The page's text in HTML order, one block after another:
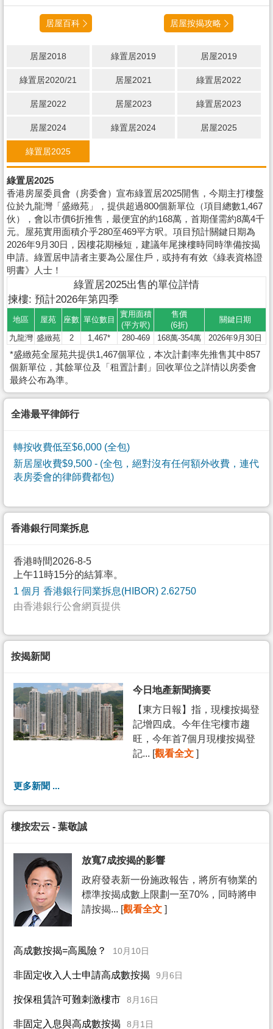
居屋百科 居屋按揭攻略
居屋2018 綠置居2019 居屋2019
綠置居2020/21 居屋2021 綠置居2022
居屋2022 居屋2023 綠置居2023
居屋2024 綠置居2024 居屋2025
綠置居2025
綠置居2025
香港房屋委員會（房委會）宣布綠置居2025開售，今期主打樓盤
位於九龍灣「盛緻苑」，提供超過800個新單位（項目總數1,467
伙），會以市價6折推售，最便宜的約168萬，首期僅需約8萬4千
元。屋苑實用面積介乎280至469平方呎。項目預計關鍵日期為
2026年9月30日，因樓花期極短，建議年尾揀樓時同時準備按揭
申請。綠置居申請者主要為公屋住戶，或持有有效《綠表資格證
明書》人士！
綠置居2025出售的單位詳情
揀樓: 預計2026年第四季
地區 屋苑 座數 單位數目
實用面積
(平方呎)
售價
(6折)
關鍵日期
九龍灣 盛緻苑 2 1,467* 280-469 168萬-354萬 2026年9月30日
*盛緻苑全屋苑共提供1,467個單位，本次計劃率先推售其中857
個新單位，其餘單位及「租置計劃」回收單位之詳情以房委會
最終公布為準。
全港最平律師行
轉按收費低至$6,000 (全包)
新居屋收費$9,500 - (全包，絕對沒有任何額外收費，連代
表房委會的律師費都包)
香港銀行同業拆息
香港時間2026-8-5
上午11時15分的結算率。
1 個月 香港銀行同業拆息(HIBOR) 2.62750
由香港銀行公會網頁提供
按揭新聞
今日地產新聞摘要
【東方日報】指，現樓按揭登
記增四成。今年住宅樓市趨
旺，今年首7個月現樓按揭登
記... [觀看全文 ]
更多新聞 ...
樓按宏云 - 葉敬誠
放寬7成按揭的影響
政府發表新一份施政報告，將所有物業的
標準按揭成數上限劃一至70%，同時將申
請按揭... [觀看全文 ]
高成數按揭=高風險？ 10月10日
非固定收入人士申請高成數按揭 9月6日
按保租賃許可難刺激樓市 8月16日
非固定入息與高成數按揭 8月1日